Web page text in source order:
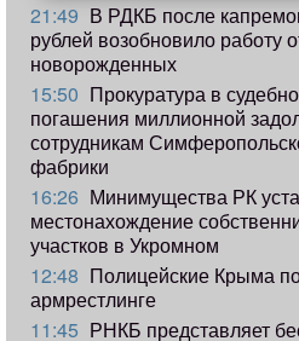
21:49 В РДКБ после
рублей возобновило работу
новорожденных
15:50 Прокуратура в
погашения миллионной
сотрудникам
фабрики
16:26 Минимущества РК
местонахождение
участков в Укромном
12:48 Полицейские Крыма
армрестлинге
11:45 РНКБ представляет